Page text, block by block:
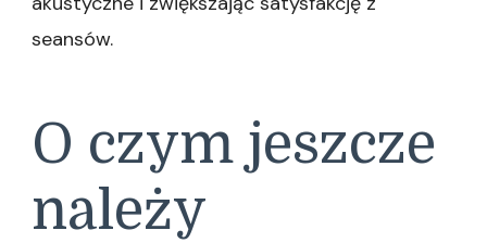
seansów.
O czym jeszcze
należy